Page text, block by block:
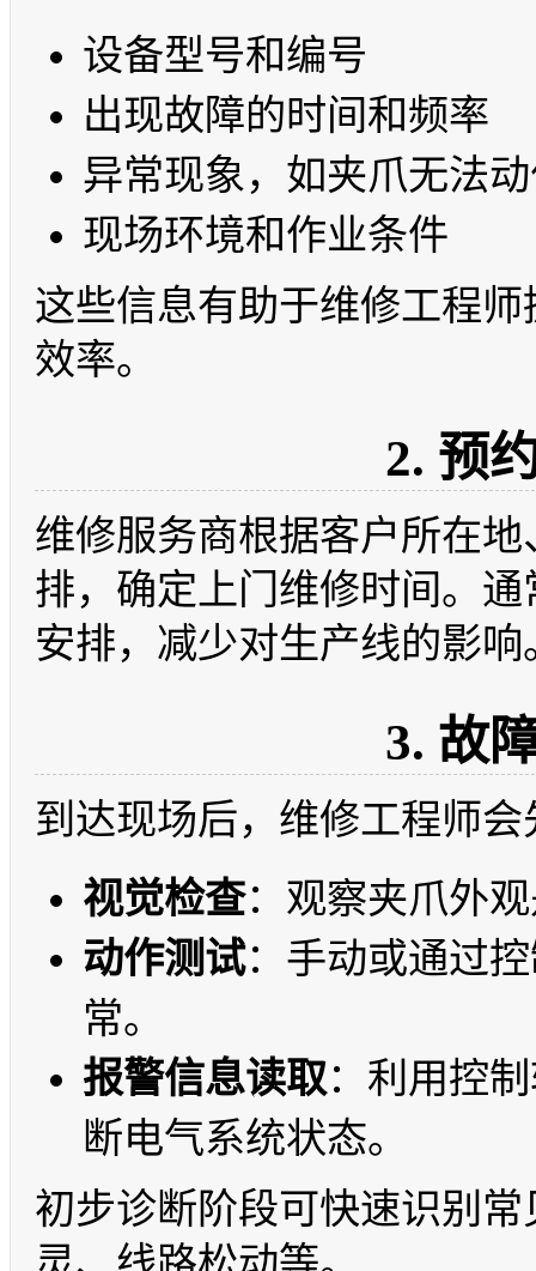
设备型号和编号
出现故障的时间和频率
异常现象，如夹爪无法
现场环境和作业条件
这些信息有助于维修工程
效率。
2. 预
维修服务商根据客户所在
排，确定上门维修时间。
安排，减少对生产线的影响
3. 故
到达现场后，维修工程师
视觉检查：观察夹爪外
动作测试：手动或通过
常。
报警信息读取：利用控
断电气系统状态。
初步诊断阶段可快速识别